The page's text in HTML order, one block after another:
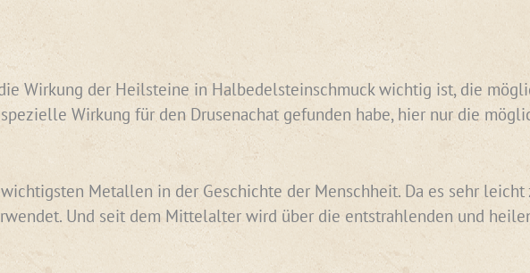
Wirkung der Heilsteine in Halbedelsteinschmuck wichtig ist, die
Wirkung für den Drusenachat gefunden habe, hier nur die
Metallen in der Geschichte der Menschheit. Da es sehr
Und seit dem Mittelalter wird über die entstrahlenden und